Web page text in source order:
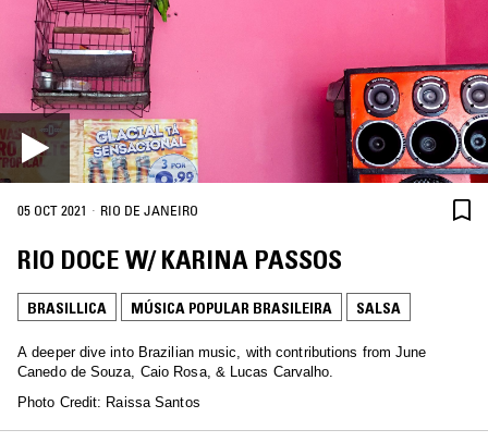
05 OCT 2021 · RIO DE JANEIRO
RIO DOCE W/ KARINA PASSOS
BRASILLICA MÚSICA POPULAR BRASILEIRA SALSA
A deeper dive into Brazilian music, with contributions from June
Canedo de Souza, Caio Rosa, & Lucas Carvalho.
Photo Credit: Raissa Santos